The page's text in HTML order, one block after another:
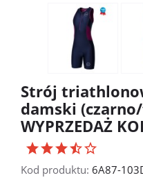
Strój
damski
WYPRZEDAŻ
Kod produktu: 6A87-